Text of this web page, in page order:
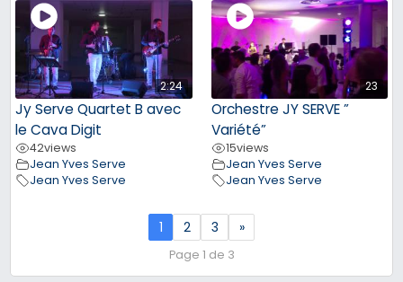
2:24
Jy Serve Quartet B avec
le Cava Digit
42views
Jean Yves Serve
Jean Yves Serve
23
Orchestre JY SERVE ”
Variété”
15views
Jean Yves Serve
Jean Yves Serve
1 2 3 »
Page 1 de 3